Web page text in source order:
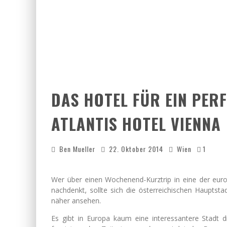
DAS HOTEL FÜR EIN
ATLANTIS HOTEL VIENNA
Ben Mueller 22. Oktober 2014 Wien 1
Wer über einen Wochenend-Kurztrip in eine der
nachdenkt, sollte sich die österreichischen
näher ansehen.
Es gibt in Europa kaum eine interessantere Stadt